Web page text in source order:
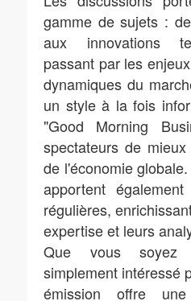
gamme de sujets :
aux innovations
passant par les
dynamiques du
un style à la fois
"Good Morning
spectateurs de
de l'économie
apportent
régulières,
expertise et leurs
Que vous soyez
simplement intéressé
émission offre